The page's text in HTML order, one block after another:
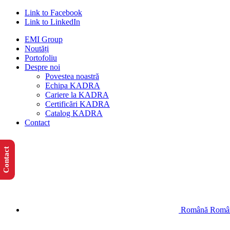
Link to Facebook
Link to LinkedIn
EMI Group
Noutăți
Portofoliu
Despre noi
Povestea noastră
Echipa KADRA
Cariere la KADRA
Certificări KADRA
Catalog KADRA
Contact
Română
Contact